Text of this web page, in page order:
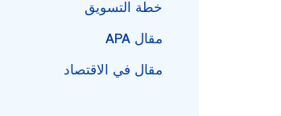
خطة التسويق
مقال APA
مقال في الاقتصاد